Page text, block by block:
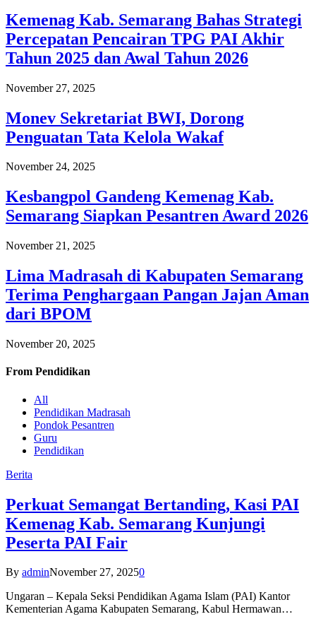
Kemenag Kab. Semarang Bahas Strategi
Percepatan Pencairan TPG PAI Akhir
Tahun 2025 dan Awal Tahun 2026
November 27, 2025
Monev Sekretariat BWI, Dorong
Penguatan Tata Kelola Wakaf
November 24, 2025
Kesbangpol Gandeng Kemenag Kab.
Semarang Siapkan Pesantren Award 2026
November 21, 2025
Lima Madrasah di Kabupaten Semarang
Terima Penghargaan Pangan Jajan Aman
dari BPOM
November 20, 2025
From Pendidikan
All
Pendidikan Madrasah
Pondok Pesantren
Guru
Pendidikan
Berita
Perkuat Semangat Bertanding, Kasi PAI
Kemenag Kab. Semarang Kunjungi
Peserta PAI Fair
By adminNovember 27, 20250
Ungaran – Kepala Seksi Pendidikan Agama Islam (PAI) Kantor
Kementerian Agama Kabupaten Semarang, Kabul Hermawan…